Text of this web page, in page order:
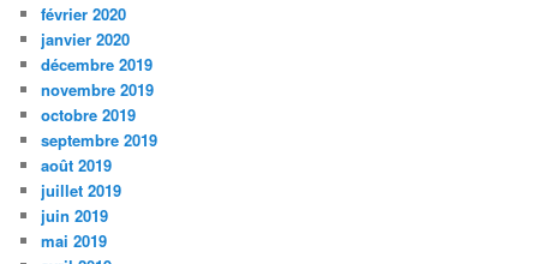
février 2020
janvier 2020
décembre 2019
novembre 2019
octobre 2019
septembre 2019
août 2019
juillet 2019
juin 2019
mai 2019